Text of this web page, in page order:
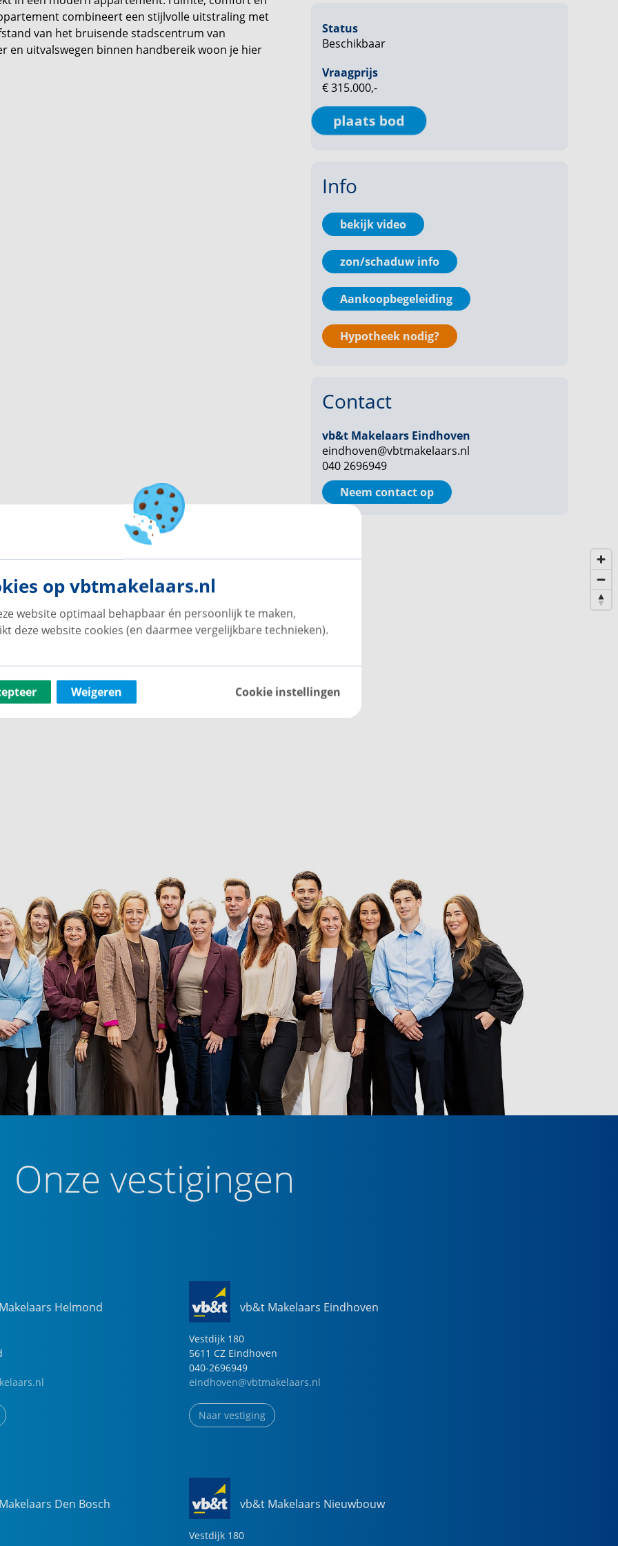
combineert een stijlvolle uitstraling met
van het bruisende stadscentrum van
en uitvalswegen binnen handbereik woon je hier
hal die toegang geeft tot alle vertrekken. Het
een royale hoofdslaapkamer met volop
De tweede slaapkamer is ideaal als
van een stijlvolle wastafel en een comfortabele
over een apart toilet en een praktische
Parkeren kan eenvoudig aan de voorzijde van
parkeerplekken aan de achterzijde.
met twee slaapkamers, een ruim balkon en
voor starters, stellen of iedereen die
handbereik.
Status
Beschikbaar
Vraagprijs
€ 315.000,-
plaats bod
Info
bekijk video
zon/schaduw info
Aankoopbegeleiding
Hypotheek nodig?
Contact
vb&t Makelaars Eindhoven
eindhoven@vbtmakelaars.nl
040 2696949
Neem contact op
Onze vestigingen
Helmond vb&t Makelaars Eindhoven
Vestdijk 180
5611 CZ Eindhoven
040-2696949
eindhoven@vbtmakelaars.nl
Naar vestiging
Den Bosch vb&t Makelaars Nieuwbouw
Vestdijk 180
op vbtmakelaars.nl
website optimaal behapbaar én persoonlijk te maken,
deze website cookies (en daarmee vergelijkbare technieken).
Weigeren Cookie instellingen